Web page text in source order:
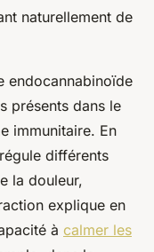
naturellement de
endocannabinoïde
présents dans le
immunitaire. En
différents
la douleur,
explique en
à calmer les